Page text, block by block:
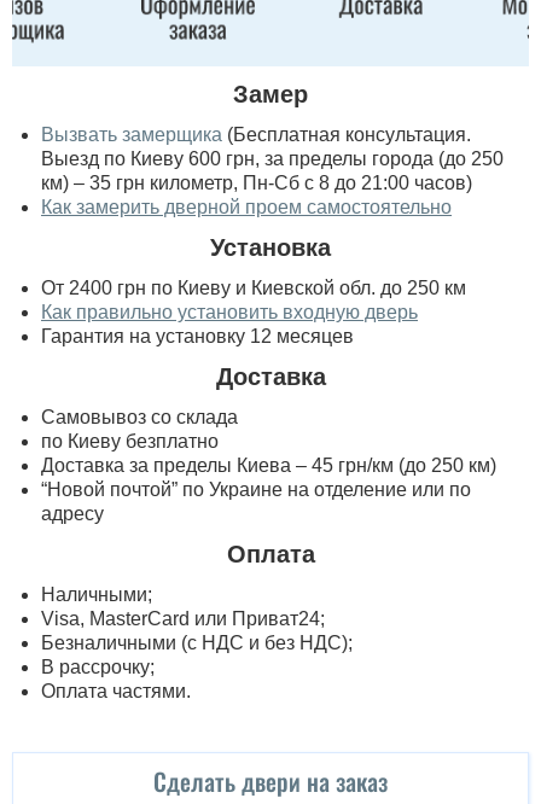
Замер
Вызвать замерщика (Бесплатная консультация.
Выезд по Киеву 600 грн, за пределы города (до 250
км) – 35 грн километр, Пн-Сб с 8 до 21:00 часов)
Как замерить дверной проем самостоятельно
Установка
От 2400 грн по Киеву и Киевской обл. до 250 км
Как правильно установить входную дверь
Гарантия на установку 12 месяцев
Доставка
Самовывоз со склада
по Киеву безплатно
Доставка за пределы Киева – 45 грн/км (до 250 км)
“Новой почтой” по Украине на отделение или по
адресу
Оплата
Наличными;
Visa, MasterСard или Приват24;
Безналичными (с НДС и без НДС);
В рассрочку;
Оплата частями.
Сделать двери на заказ